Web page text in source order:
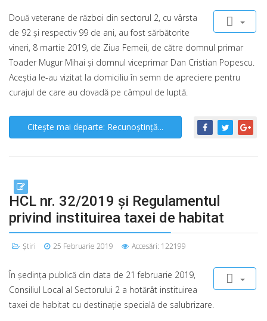
Două veterane de război din sectorul 2, cu vârsta
de 92 şi respectiv 99 de ani, au fost sărbătorite
vineri, 8 martie 2019, de Ziua Femeii, de către domnul primar
Toader Mugur Mihai şi domnul viceprimar Dan Cristian Popescu.
Aceştia le-au vizitat la domiciliu în semn de apreciere pentru
curajul de care au dovadă pe câmpul de luptă.
Citește mai departe: Recunoştinţă...
HCL nr. 32/2019 şi Regulamentul
privind instituirea taxei de habitat
Știri 25 Februarie 2019 Accesări: 122199
În şedinţa publică din data de 21 februarie 2019,
Consiliul Local al Sectorului 2 a hotărât instituirea
taxei de habitat cu destinaţie specială de salubrizare.